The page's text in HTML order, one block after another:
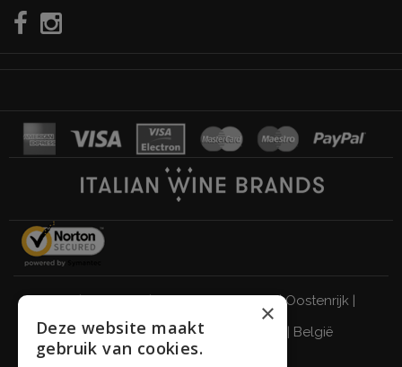
Italië|Duitsland|Verenigd Koninkrijk|Oostenrijk |
Zwitserland|Nederland | België
DRINK VERANTWOORD
×
Deze website maakt
gebruik van cookies.